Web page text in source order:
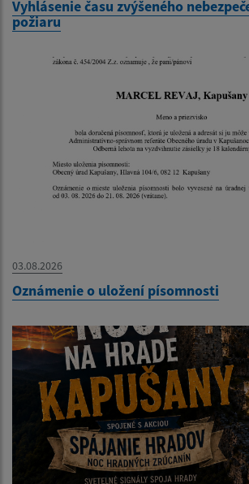
Vyhlásenie času zvýšeného
požiaru
03.08.2026
Oznámenie o uložení písomnosti